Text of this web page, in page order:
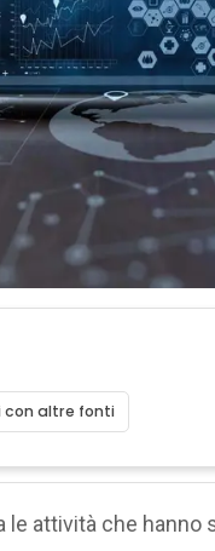
con altre fonti
le attività che hanno